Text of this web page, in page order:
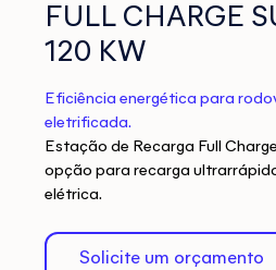
FULL CHARGE
120 KW
Eficiência energética para
eletrificada.
Estação de Recarga Full
opção para recarga
elétrica.
Solicite um orçamento